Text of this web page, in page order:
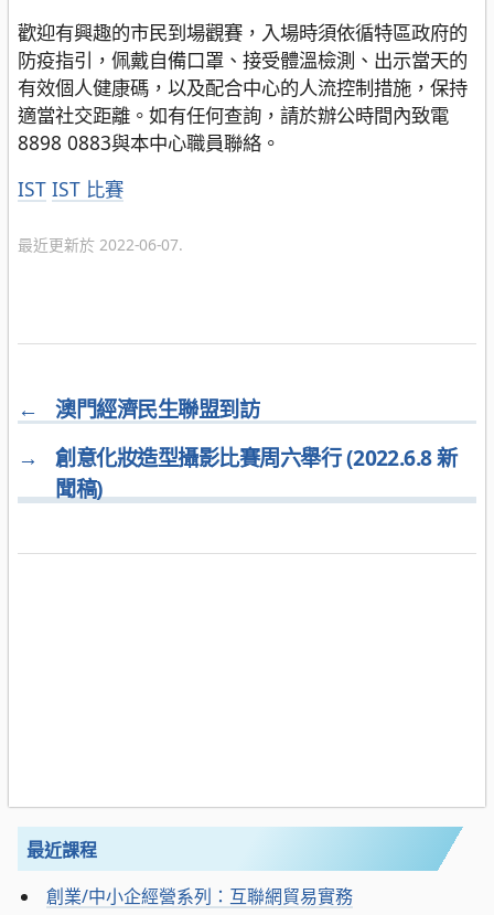
歡迎有興趣的市民到場觀賽，入場時須依循特區政府的
防疫指引，佩戴自備口罩、接受體溫檢測、出示當天的
有效個人健康碼，以及配合中心的人流控制措施，保持
適當社交距離。如有任何查詢，請於辦公時間內致電
8898 0883與本中心職員聯絡。
分
IST IST 比賽
最近更新於 2022-06-07.
←
澳門經濟民生聯盟到訪
→
創意化妝造型攝影比賽周六舉行 (2022.6.8 新
聞稿)
最近課程
創業/中小企經營系列：互聯網貿易實務